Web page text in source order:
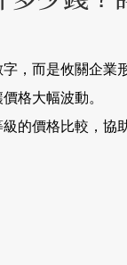
，而是攸關企
格大幅波動。
的價格比較，